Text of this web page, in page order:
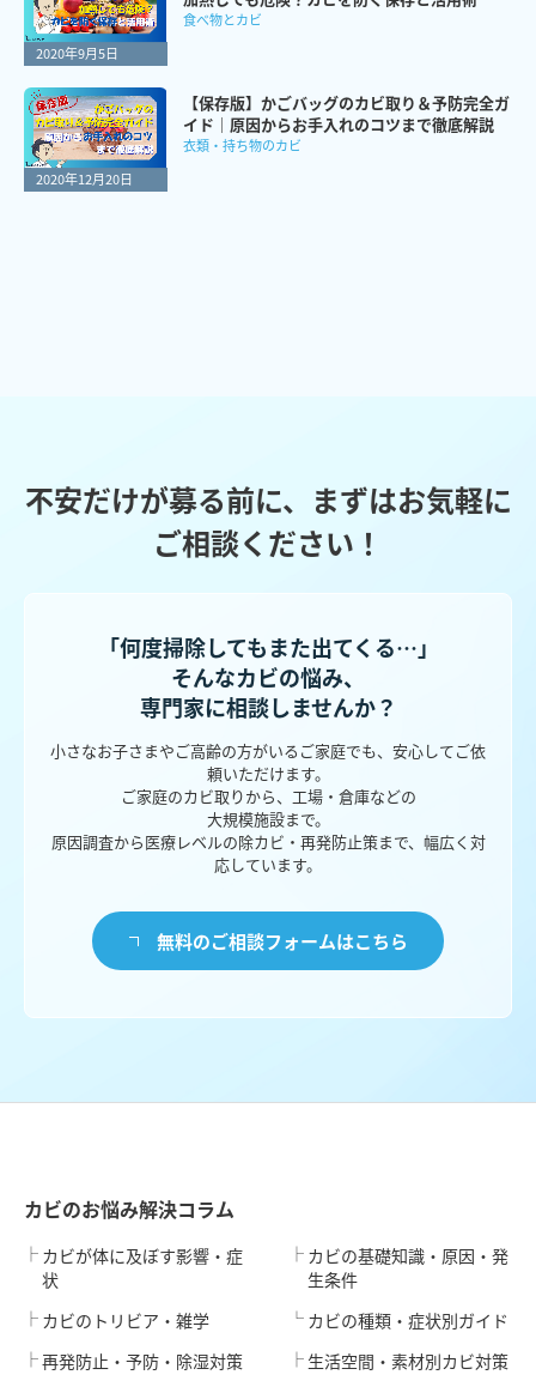
2020年9月5日
食べ物とカビ
2020年12月20日
【保存版】かごバッグのカビ取り＆予防完全ガ
イド｜原因からお手入れのコツまで徹底解説
衣類・持ち物のカビ
不安だけが募る前に、まずはお気軽に
ご相談ください！
「何度掃除してもまた出てくる…」
そんなカビの悩み、
専門家に相談しませんか？
小さなお子さまやご高齢の方がいるご家庭でも、安心してご依
頼いただけます。
ご家庭のカビ取りから、工場・倉庫などの
大規模施設まで。
原因調査から医療レベルの除カビ・再発防止策まで、幅広く対
応しています。
無料のご相談フォームはこちら
カビのお悩み解決コラム
カビが体に及ぼす影響・症
状
カビのトリビア・雑学
カビの基礎知識・原因・発
生条件
カビの種類・症状別ガイド
再発防止・予防・除湿対策
生活空間・素材別カビ対策